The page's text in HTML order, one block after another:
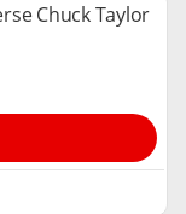
Chuck Taylor